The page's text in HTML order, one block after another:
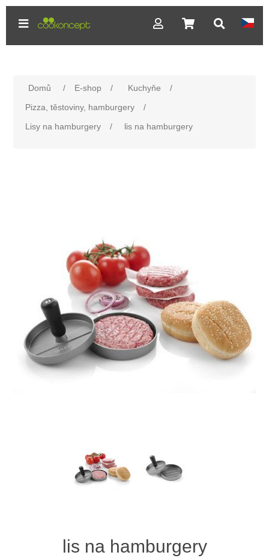
Domů / E-shop / Kuchyňe
/
Pizza, těstoviny, hamburgery
/
Lisy na hamburgery
/ lis na hamburgery
lis na hamburgery